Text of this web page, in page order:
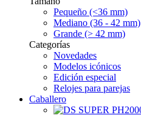
Pequeño (<36 mm)
Mediano (36 - 42 mm)
Grande (> 42 mm)
Categorías
Novedades
Modelos icónicos
Edición especial
Relojes para parejas
Caballero